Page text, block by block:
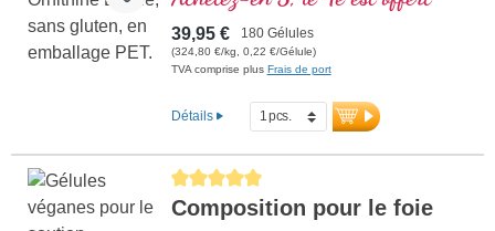
39,95 € 180 Gélules
(324,80 €/kg, 0,22 €/Gélule)
TVA comprise plus Frais de port
Détails
Average rating of 5 out of 5 stars
Composition pour le foie